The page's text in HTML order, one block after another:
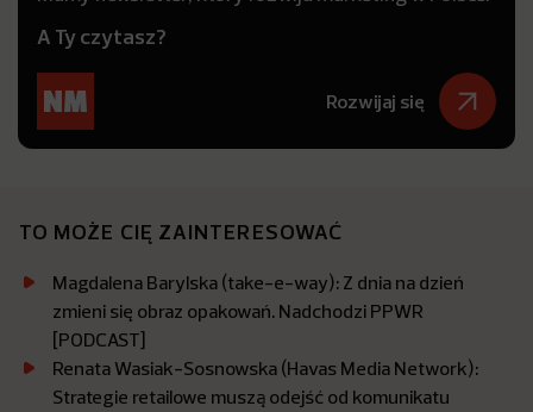
A Ty czytasz?
Rozwijaj się
TO MOŻE CIĘ ZAINTERESOWAĆ
Magdalena Barylska (take-e-way): Z dnia na dzień
zmieni się obraz opakowań. Nadchodzi PPWR
[PODCAST]
Renata Wasiak-Sosnowska (Havas Media Network):
Strategie retailowe muszą odejść od komunikatu